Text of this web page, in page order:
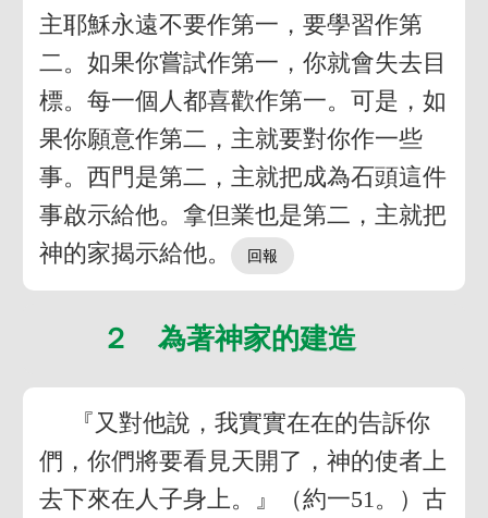
主耶穌永遠不要作第一，要學習作第
二。如果你嘗試作第一，你就會失去目
標。每一個人都喜歡作第一。可是，如
果你願意作第二，主就要對你作一些
事。西門是第二，主就把成為石頭這件
事啟示給他。拿但業也是第二，主就把
神的家揭示給他。
２ 為著神家的建造
『又對他說，我實實在在的告訴你
們，你們將要看見天開了，神的使者上
去下來在人子身上。』（約一51。）古